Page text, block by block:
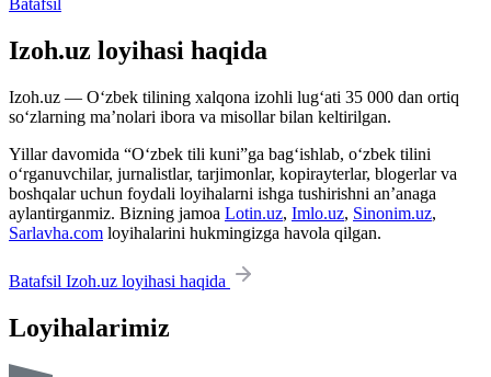
Izoh.uz loyihasi haqida
Izoh.uz — O‘zbek tilining xalqona izohli lug‘ati 35 000 dan ortiq
so‘zlarning ma’nolari ibora va misollar bilan keltirilgan.
Yillar davomida “O‘zbek tili kuni”ga bag‘ishlab, o‘zbek tilini
o‘rganuvchilar, jurnalistlar, tarjimonlar, kopirayterlar, blogerlar va
boshqalar uchun foydali loyihalarni ishga tushirishni an’anaga
aylantirganmiz. Bizning jamoa Lotin.uz, Imlo.uz, Sinonim.uz,
Sarlavha.com loyihalarini hukmingizga havola qilgan.
Batafsil Izoh.uz loyihasi haqida
Loyihalarimiz